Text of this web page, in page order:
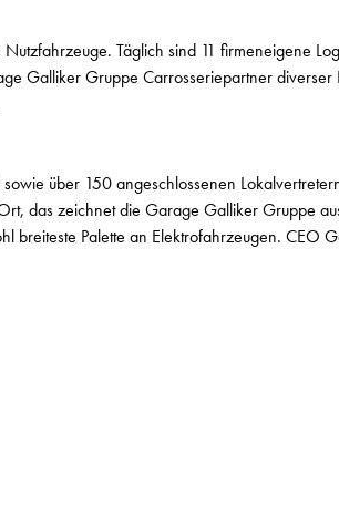
Täglich sind 11 firmeneigene
Galliker Gruppe Carrosseriepartner diverser
über 150 angeschlossenen
das zeichnet die Garage Galliker Gruppe
breiteste Palette an Elektrofahrzeugen. CEO